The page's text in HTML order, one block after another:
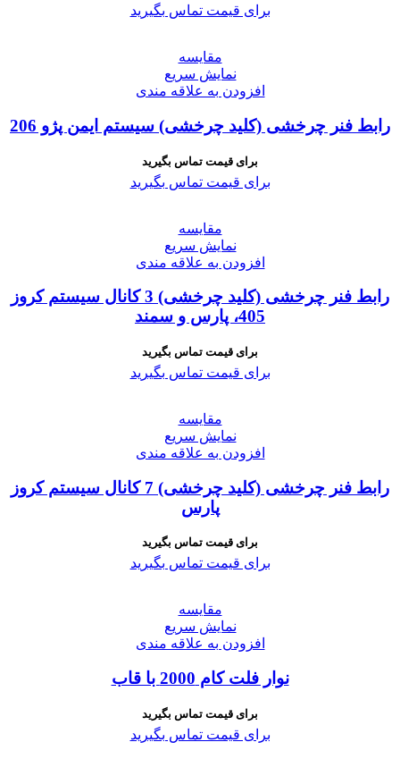
برای قیمت تماس بگیرید
مقايسه
نمایش سریع
افزودن به علاقه مندی
رابط فنر چرخشی (کلید چرخشی) سیستم ایمن پژو 206
برای قیمت تماس بگیرید
برای قیمت تماس بگیرید
مقايسه
نمایش سریع
افزودن به علاقه مندی
رابط فنر چرخشی (کلید چرخشی) 3 کانال سیستم کروز
405، پارس و سمند
برای قیمت تماس بگیرید
برای قیمت تماس بگیرید
مقايسه
نمایش سریع
افزودن به علاقه مندی
رابط فنر چرخشی (کلید چرخشی) 7 کانال سیستم کروز
پارس
برای قیمت تماس بگیرید
برای قیمت تماس بگیرید
مقايسه
نمایش سریع
افزودن به علاقه مندی
نوار فلت کام 2000 با قاب
برای قیمت تماس بگیرید
برای قیمت تماس بگیرید